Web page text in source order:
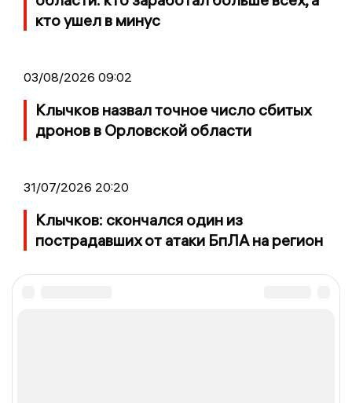
кто ушел в минус
03/08/2026 09:02
Клычков назвал точное число сбитых
дронов в Орловской области
31/07/2026 20:20
Клычков: скончался один из
пострадавших от атаки БпЛА на регион